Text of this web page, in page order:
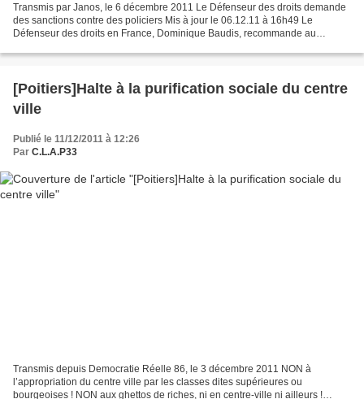
Transmis par Janos, le 6 décembre 2011 Le Défenseur des droits demande
des sanctions contre des policiers Mis à jour le 06.12.11 à 16h49 Le
Défenseur des droits en France, Dominique Baudis, recommande au
[Poitiers]Halte à la purification sociale du centre
ville
Publié le 11/12/2011 à 12:26
Par C.L.A.P33
Transmis depuis Democratie Réelle 86, le 3 décembre 2011 NON à
l’appropriation du centre ville par les classes dites supérieures ou
bourgeoises ! NON aux ghettos de riches, ni en centre-ville ni ailleurs !